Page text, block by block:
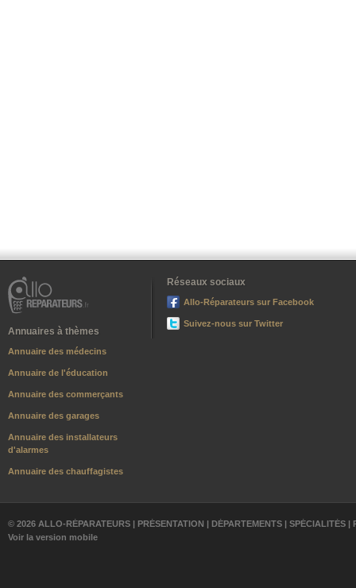
Annuaires à thèmes
Annuaire des médecins
Annuaire de l'éducation
Annuaire des commerçants
Annuaire des garages
Annuaire des installateurs
d'alarmes
Annuaire des chauffagistes
Réseaux sociaux
Allo-Réparateurs sur Facebook
Suivez-nous sur Twitter
© 2026 ALLO-RÉPARATEURS | PRÉSENTATION | DÉPARTEMENTS | SPÉCIALITÉS |
Voir la version mobile